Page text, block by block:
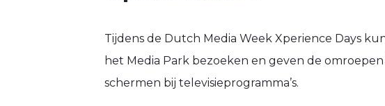
9
OKT
Tijdens de Dutch Media Week Xperience Days
het Media Park bezoeken en geven de
schermen bij televisieprogramma’s.